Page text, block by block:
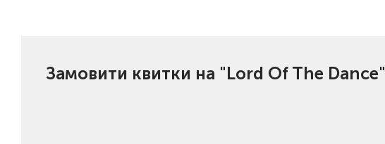
Замовити квитки на "Lord Of The Dance"